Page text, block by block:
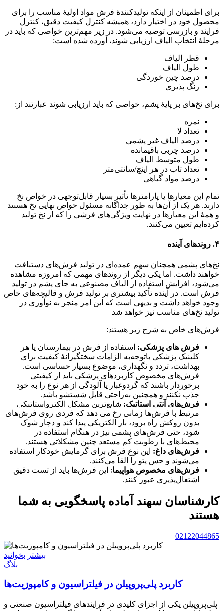
برای اطمینان از اینکه تولیدکنندۀ فرش مواد اولیۀ مناسب را برای
محصول خود در اختیار دارد، همیشه کنترل کیفیت دقیق، کنترل
فرایند و بازرسی توصیه می‌شود. در زیر مهم‌ترین خواصی که باید در
مرحلۀ انتخاب الیاف ارزیابی شوند، آورده شده است:
قطر الیاف
طول الیاف
درصد چین خوردگی
رنگ پذیری
برای نخ‌های بر پایۀ پشم، خواصی که باید ارزیابی شوند عبارتند از:
نمره
تعداد لا
درصد الیاف غیر پشمی
درصد چربی باقیمانده
طول متوسط الیاف
تعداد تاب در هر اینچ/سانتی‌متر
درصد مواد گیاهی
تمام این معیارها یا پارامترها تأثیر بسیار قابل‌توجهی در خواص نخ
دارند. هر یک از آن‌ها به طور جداگانه مسئول خواص نهایی نخ هستند
و همۀ این معیارها در نهایت ویژگی‌های فرشی را که از نخ تولید
کرده‌ایم تعیین می‌کنند.
۴. روندهای آینده
نخ‌های پشمی همچنان سهم عمده‌ای در تولید فرش‌های دستبافت
خواهند داشت. اما یکی دیگر از روندهای مهمی که امروزه مشاهده
می‌شود، افزایش استفاده از الیاف مصنوعی به جای پشم در تولید
فرش است. در آینده تأکید بیشتری بر تولید فرش و قالیچه‌های خاص
وجود خواهد داشت و بدیهی است که این امر منجر به نوآوری در
تولید نخ‌های مناسب نیز خواهد شد.
فرش‌های خاص به شرح زیر هستند:
فرش های پزشکی: استفاده از فرش در بیمارستان یا هر
کلینیک پزشکی باتوجه‌به الزامات سختگیرانۀ کیفیت برای
بهداشت، تردد و نگهداری، موضوع بسیار حساسی است.
فرش‌های مخصوص کاربردهای پزشکی باید از کیفیتی
برخوردار باشند که گردوغبار یا آلودگی از هر نوع را به خود
جذب نکنند و همچنین به‌راحتی قابل شستشو باشد.
فرش‌های آنتی استاتیک: شایع‌ترین مشکل الکترواستاتیکی
مرتبط با فرش‌ها زمانی رخ می دهد که فردی روی فرش‌های
بدون روکش راه برود، بار الکتریکی پیدا کند و دچار شوک
شود، حتی فرش‌های پشمی نیز در هنگام استفاده در
محیط‌های با رطوبت کم مستعد چنین مشکلاتی هستند.
فرش‌های داغ: این نوع فرش برای گرمایش خودکار استفاده
می‌شوند و حس پتو را القا می‌کنند.
فرش‌های مخصوص هواپیما: این فرش‌ها باید از تست دقیق
اشتعال‌پذیری عبور کنند.
کارشناسان سهند آماده پاسخگویی به شما
هستند
02122044865
بیشتر بخوانید
بلاگ
کاربرد پلی‌پروپیلن در فیلتراسیون و کامپوزیت‌ها
پلی‌پروپیلن یکی از اجزای کلیدی در فرایندهای فیلتراسیون صنعتی و